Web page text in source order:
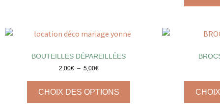
BOUTEILLES DÉPAREILLÉES
2,00€ – 5,00€
CHOIX DES OPTIONS